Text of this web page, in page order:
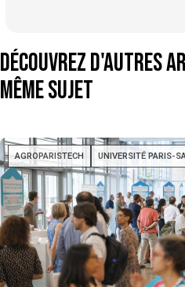
Découvrez d'autres
même sujet
AGROPARISTECH UNIVERSITÉ PARIS-